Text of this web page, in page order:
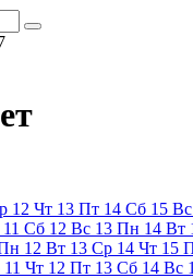
12 Чт 13 Пт 14 Сб 15 Вс
11 Сб 12 Вс 13 Пн 14 Вт
12 Вт 13 Ср 14 Чт 15
11 Чт 12 Пт 13 Сб 14 Вс